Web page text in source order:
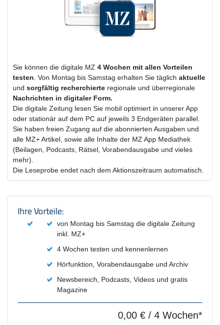
Sie können die digitale MZ 4 Wochen mit allen Vorteilen
testen. Von Montag bis Samstag erhalten Sie täglich aktuelle
und sorgfältig recherchierte regionale und überregionale
Nachrichten in digitaler Form.
Die digitale Zeitung lesen Sie mobil optimiert in unserer App
oder stationär auf dem PC auf jeweils 3 Endgeräten parallel.
Sie haben freien Zugang auf die abonnierten Ausgaben und
alle MZ+ Artikel, sowie alle Inhalte der MZ App Mediathek
(Beilagen, Podcasts, Rätsel, Vorabendausgabe und vieles
mehr).
Die Leseprobe endet nach dem Aktionszeitraum automatisch.
Produktzusammenfassung und
Ihre Vorteile:
von Montag bis Samstag die digitale Zeitung
inkl. MZ+
4 Wochen testen und kennenlernen
Hörfunktion, Vorabendausgabe und Archiv
Newsbereich, Podcasts, Videos und gratis
Magazine
0,00 € / 4 Wochen*